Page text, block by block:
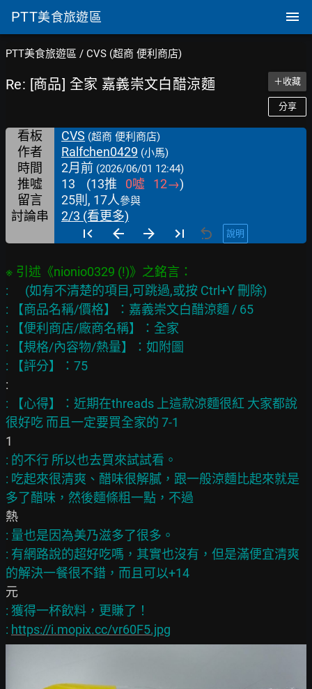
PTT美食旅遊區
PTT美食旅遊區 / CVS (超商 便利商店)
Re: [商品] 全家 嘉義崇文白醋涼麵 ＋收藏
分享
看板 CVS (超商 便利商店)
作者 Ralfchen0429 (小馬)
時間 2月前 (2026/06/01 12:44)
推噓 13 (13推 0噓 12→)
留言
25則, 17人參與
討論串 2/3 (看更多)
說明
:      (如有不清楚的項目,可跳過,或按 Ctrl+Y 刪除)
: 【商品名稱/價格】：嘉義崇文白醋涼麵 / 65
: 【便利商店/廠商名稱】：全家
: 【規格/內容物/熱量】：如附圖
: 【心得】：近期在threads 上這款涼麵很紅 大家都說
: 的不行 所以也去買來試試看。
: 吃起來很清爽、醋味很解膩，跟一般涼麵比起來就是
: 量也是因為美乃滋多了很多。
: 有網路說的超好吃嗎，其實也沒有，但是滿便宜清爽
: 獲得一杯飲料，更賺了！
: https://i.mopix.cc/vr60F5.jpg